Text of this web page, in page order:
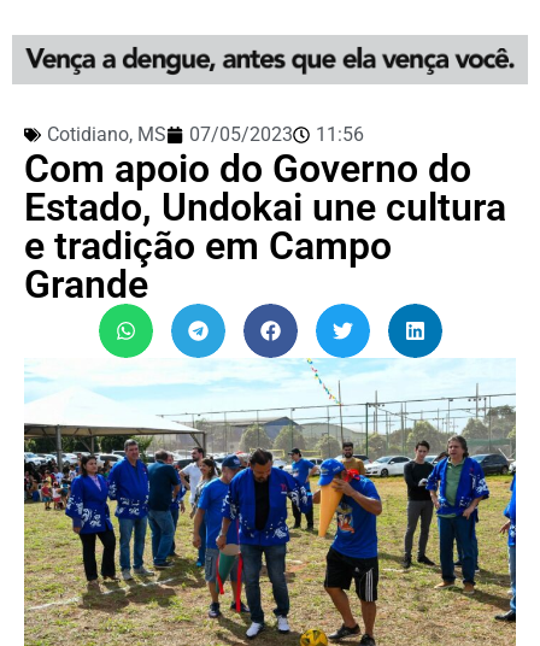
Cotidiano, MS 07/05/2023 11:56
Com apoio do Governo do
Estado, Undokai une cultura
e tradição em Campo
Grande